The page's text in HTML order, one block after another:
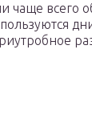
чаще всего